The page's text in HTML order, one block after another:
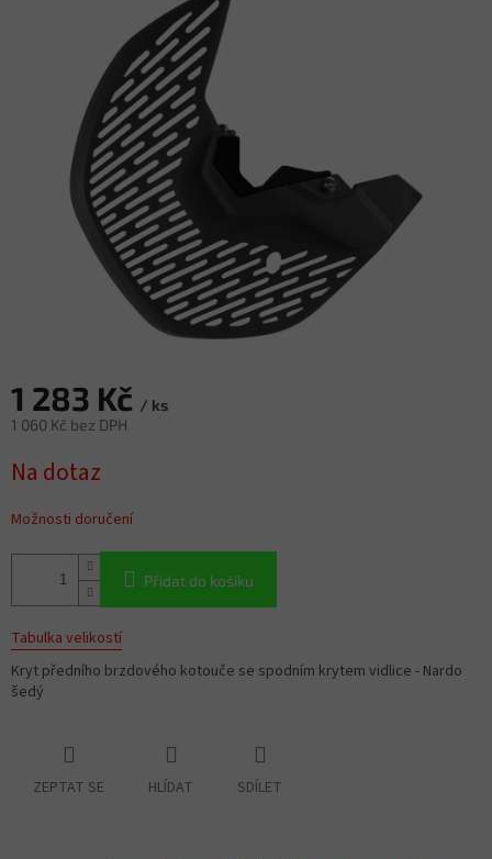
1 283 Kč / ks
1 060 Kč bez DPH
cena:
Na dotaz
Možnosti doručení
Přidat do košíku
Tabulka velikostí
Kryt předního brzdového kotouče se spodním krytem vidlice - Nardo
šedý
ZEPTAT SE HLÍDAT SDÍLET